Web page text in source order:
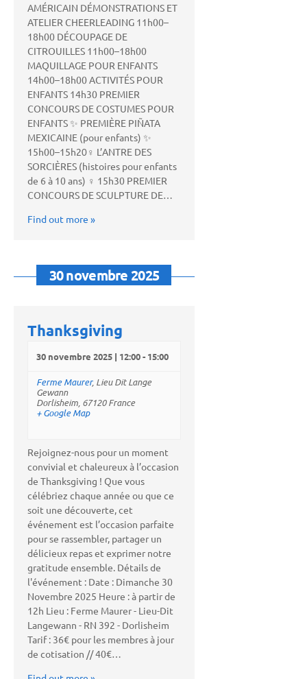
AMÉRICAIN DÉMONSTRATIONS ET
ATELIER CHEERLEADING 11h00–
18h00 DÉCOUPAGE DE
CITROUILLES 11h00–18h00‍
MAQUILLAGE POUR ENFANTS ‍
14h00–18h00 ACTIVITÉS POUR
ENFANTS 14h30 PREMIER
CONCOURS DE COSTUMES POUR
ENFANTS ✨ PREMIÈRE PIÑATA
MEXICAINE (pour enfants) ✨
15h00–15h20‍♀️ L’ANTRE DES
SORCIÈRES (histoires pour enfants
de 6 à 10 ans) ‍♀️ 15h30 PREMIER
CONCOURS DE SCULPTURE DE…
Find out more »
30 novembre 2025
Thanksgiving
30 novembre 2025 | 12:00- 15:00
Ferme Maurer, Lieu Dit Lange
Gewann
Dorlisheim, 67120 France
+ Google Map
Rejoignez-nous pour un moment
convivial et chaleureux à l’occasion
de Thanksgiving ! Que vous
célébriez chaque année ou que ce
soit une découverte, cet
événement est l’occasion parfaite
pour se rassembler, partager un
délicieux repas et exprimer notre
gratitude ensemble. Détails de
l'événement : Date : Dimanche 30
Novembre 2025 Heure : à partir de
12h Lieu : Ferme Maurer - Lieu-Dit
Langewann - RN 392 - Dorlisheim
Tarif : 36€ pour les membres à jour
de cotisation // 40€…